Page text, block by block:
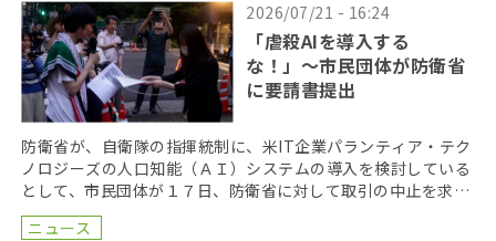
2026/07/21 - 16:24
「虐殺AIを導入する
な！」〜市民団体が防衛省
に要請書提出
防衛省が、自衛隊の指揮統制に、米IT企業パランティア・テク
ノロジーズの人口知能（ＡＩ）システムの導入を検討している
として、市民団体が１７日、防衛省に対して取引の中止を求め
る要請書を提出した。 要請書を提出したのは、「武器 […]
ニュース